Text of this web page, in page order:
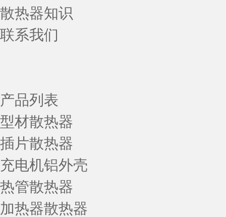
散热器知识
联系我们
产品列表
型材散热器
插片散热器
充电机铝外壳
热管散热器
加热器散热器